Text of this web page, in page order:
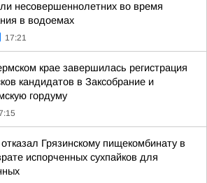
несовершеннолетних во время
в водоемах
17:21
крае завершилась регистрация
кандидатов в Заксобрание и
гордуму
Грязинскому пищекомбинату в
испорченных сухпайков для